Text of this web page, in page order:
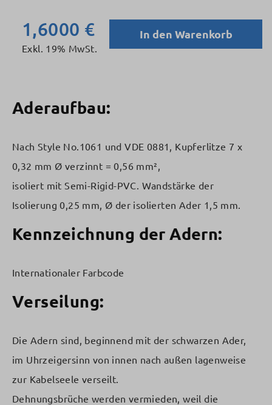
1,6000 €
Exkl. 19% MwSt.
In den Warenkorb
Aderaufbau:
Nach Style No.1061 und VDE 0881, Kupferlitze 7 x
0,32 mm Ø verzinnt = 0,56 mm²,
isoliert mit Semi-Rigid-PVC. Wandstärke der
Isolierung 0,25 mm, Ø der isolierten Ader 1,5 mm.
Kennzeichnung der Adern:
Internationaler Farbcode
Verseilung:
Die Adern sind, beginnend mit der schwarzen Ader,
im Uhrzeigersinn von innen nach außen lagenweise
zur Kabelseele verseilt.
Dehnungsbrüche werden vermieden, weil die